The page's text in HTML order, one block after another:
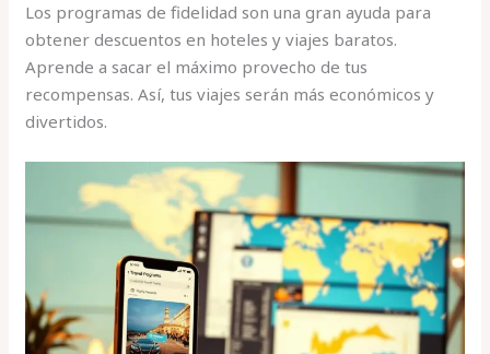
Los programas de fidelidad son una gran ayuda para
obtener descuentos en hoteles y viajes baratos.
Aprende a sacar el máximo provecho de tus
recompensas. Así, tus viajes serán más económicos y
divertidos.